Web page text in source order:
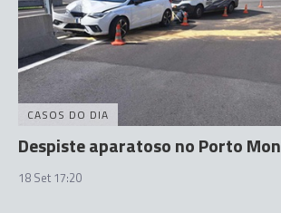
CASOS DO DIA
Despiste aparatoso no Porto
18 Set 17:20